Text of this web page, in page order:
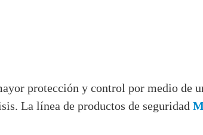
protección y control por medio de
La línea de productos de seguridad